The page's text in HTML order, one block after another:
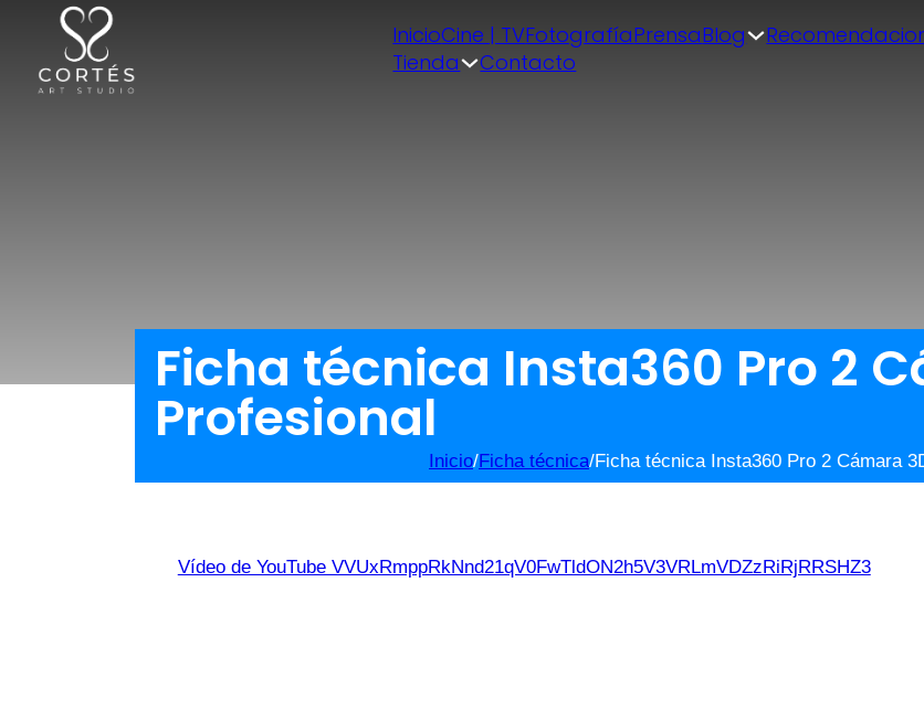
InicioCine | TVFotografíaPrensaBlog
Tienda
Contacto
Ficha técnica Insta360 Pro 2
Profesional
Inicio/Ficha técnica/Ficha técnica Insta360 Pro 2 Cámara
Vídeo de YouTube VVUxRmppRkNnd21qV0FwTldON2h5V3VRLmVDZzRiRjRRSHZ3